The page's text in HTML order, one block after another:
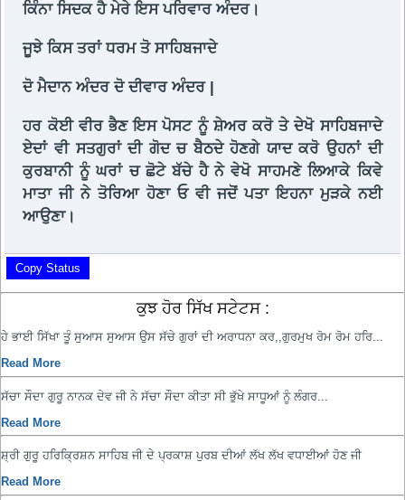
ਕਿੰਨਾ ਸਿਦਕ ਹੈ ਮੇਰੇ ਇਸ ਪਰਿਵਾਰ ਅੰਦਰ।
ਜੂਝੇ ਕਿਸ ਤਰਾਂ ਧਰਮ ਤੋ ਸਾਹਿਬਜਾਦੇ
ਦੋ ਮੈਦਾਨ ਅੰਦਰ ਦੋ ਦੀਵਾਰ ਅੰਦਰ |
ਹਰ ਕੋਈ ਵੀਰ ਭੈਣ ਇਸ ਪੋਸਟ ਨੂੰ ਸ਼ੇਅਰ ਕਰੋ ਤੇ ਦੇਖੋ ਸਾਹਿਬਜਾਦੇ
ਏਦਾਂ ਵੀ ਸਤਗੁਰਾਂ ਦੀ ਗੋਦ ਚ ਬੈਠਦੇ ਹੋਣਗੇ ਯਾਦ ਕਰੋ ਉਹਨਾਂ ਦੀ
ਕੁਰਬਾਨੀ ਨੂੰ ਘਰਾਂ ਚ ਛੋਟੇ ਬੱਚੇ ਹੈ ਨੇ ਵੇਖੋ ਸਾਹਮਣੇ ਲਿਆਕੇ ਕਿਵੇ
ਮਾਤਾ ਜੀ ਨੇ ਤੋਰਿਆ ਹੋਣਾ ਓ ਵੀ ਜਦੋਂ ਪਤਾ ਇਹਨਾ ਮੁੜਕੇ ਨਈ
ਆਉਣਾ।
Copy Status
ਕੁਝ ਹੋਰ ਸਿੱਖ ਸਟੇਟਸ :
ਹੇ ਭਾਈ ਸਿੱਖਾ ਤੂੰ ਸੁਆਸ ਸੁਆਸ ਉਸ ਸੱਚੇ ਗੁਰਾਂ ਦੀ ਅਰਾਧਨਾ ਕਰ,,ਗੁਰਮੁਖ ਰੋਮ ਰੋਮ ਹਰਿ...
Read More
ਸੱਚਾ ਸੌਦਾ ਗੁਰੂ ਨਾਨਕ ਦੇਵ ਜੀ ਨੇ ਸੱਚਾ ਸੌਦਾ ਕੀਤਾ ਸੀ ਭੁੱਖੇ ਸਾਧੂਆਂ ਨੂੰ ਲੰਗਰ...
Read More
ਸ਼੍ਰੀ ਗੁਰੂ ਹਰਿਕ੍ਰਿਸ਼ਨ ਸਾਹਿਬ ਜੀ ਦੇ ਪ੍ਰਕਾਸ਼ ਪੁਰਬ ਦੀਆਂ ਲੱਖ ਲੱਖ ਵਧਾਈਆਂ ਹੋਣ ਜੀ
Read More